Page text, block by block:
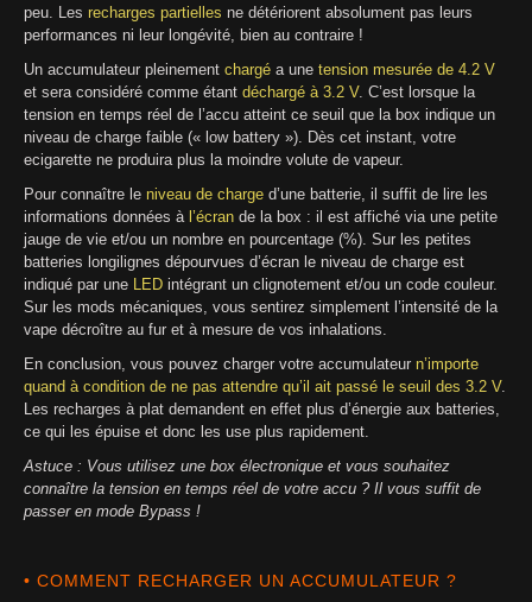
peu. Les recharges partielles ne détériorent absolument pas leurs
performances ni leur longévité, bien au contraire !
Un accumulateur pleinement chargé a une tension mesurée de 4.2 V
et sera considéré comme étant déchargé à 3.2 V. C’est lorsque la
tension en temps réel de l’accu atteint ce seuil que la box indique un
niveau de charge faible (« low battery »). Dès cet instant, votre
ecigarette ne produira plus la moindre volute de vapeur.
Pour connaître le niveau de charge d’une batterie, il suffit de lire les
informations données à l’écran de la box : il est affiché via une petite
jauge de vie et/ou un nombre en pourcentage (%). Sur les petites
batteries longilignes dépourvues d’écran le niveau de charge est
indiqué par une LED intégrant un clignotement et/ou un code couleur.
Sur les mods mécaniques, vous sentirez simplement l’intensité de la
vape décroître au fur et à mesure de vos inhalations.
En conclusion, vous pouvez charger votre accumulateur n’importe
quand à condition de ne pas attendre qu’il ait passé le seuil des 3.2 V.
Les recharges à plat demandent en effet plus d’énergie aux batteries,
ce qui les épuise et donc les use plus rapidement.
Astuce : Vous utilisez une box électronique et vous souhaitez
connaître la tension en temps réel de votre accu ? Il vous suffit de
passer en mode Bypass !
• COMMENT RECHARGER UN ACCUMULATEUR ?